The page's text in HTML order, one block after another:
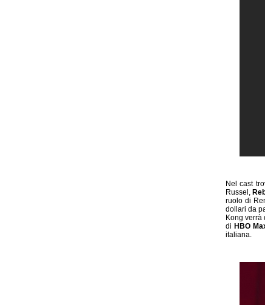
Nel cast
Russel,
ruolo di
dollari da
Kong
di HBO
italiana.